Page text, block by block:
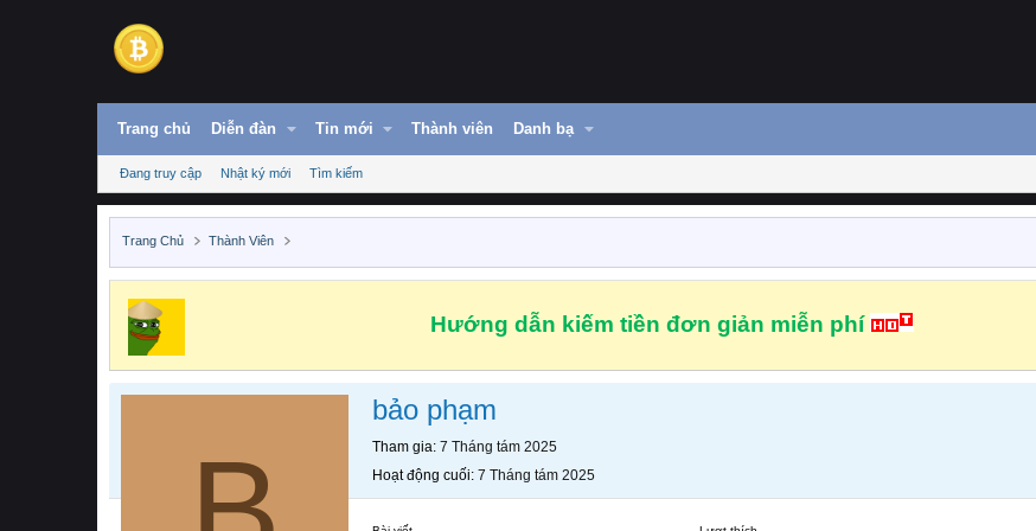
Trang chủ Diễn đàn Tin mới Thành viên Danh bạ
Đang truy cập Nhật ký mới Tìm kiếm
Trang Chủ Thành Viên
Hướng dẫn kiếm tiền đơn giản miễn phí
bảo phạm
Tham gia 7 Tháng tám 2025
Hoạt động cuối 7 Tháng tám 2025